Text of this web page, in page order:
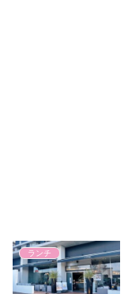
ランチ